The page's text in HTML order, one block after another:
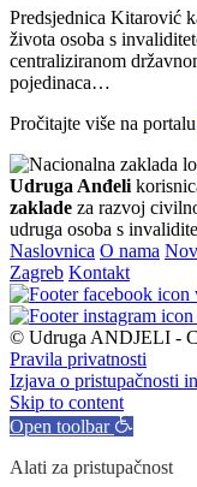
Predsjednica Kitarović
života osoba s
centraliziranom
pojedinaca…
Pročitajte više na
Udruga Anđeli
zaklade za razvoj
udruga osoba s
Naslovnica O nama
Zagreb Kontakt
© Udruga ANDJELI -
Pravila privatnosti
Izjava o pristupačnosti
Skip to content
Open toolbar
Alati za pristupačnost